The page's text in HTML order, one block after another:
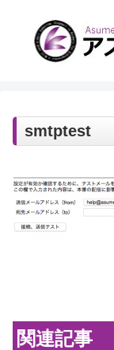
smtptest
関連記事